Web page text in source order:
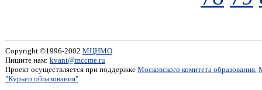
Copyright ©1996-2002 МЦНМО
Пишите нам: kvant@mccme.ru
Проект осуществляется при поддержке Московского комитета образования,
"Курьер образования"